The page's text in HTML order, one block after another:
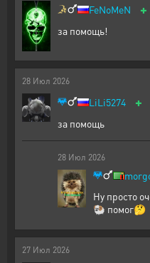
FeNoMeN +
за помощь!
28 Июл 2026
LiLi5274 +
за помощь
28 Июл 2026
Ну просто
🐏 помог🤔
27 Июл 2026